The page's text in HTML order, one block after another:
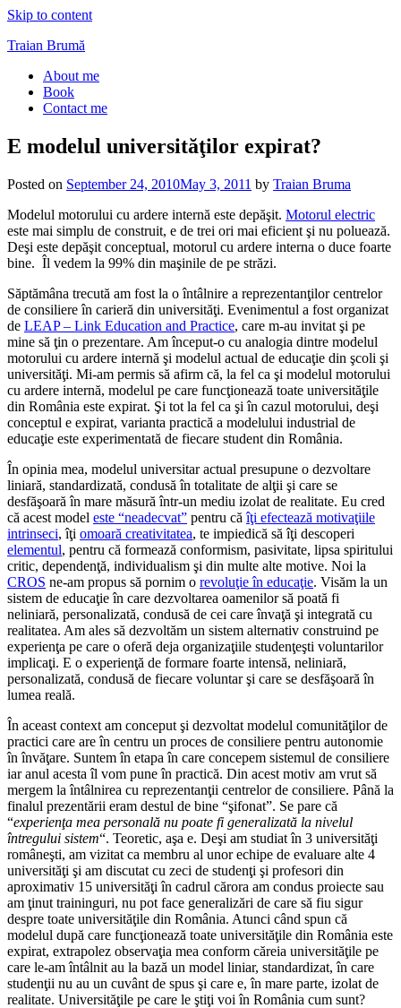
Skip to content
Traian Brumă
About me
Book
Contact me
E modelul universităţilor expirat?
Posted on September 24, 2010May 3, 2011 by Traian Bruma
Modelul motorului cu ardere internă este depăşit. Motorul electric
este mai simplu de construit, e de trei ori mai eficient şi nu poluează.
Deşi este depăşit conceptual, motorul cu ardere interna o duce foarte
bine. Îl vedem la 99% din maşinile de pe străzi.
Săptămâna trecută am fost la o întâlnire a reprezentanţilor centrelor
de consiliere în carieră din universităţi. Evenimentul a fost organizat
de LEAP – Link Education and Practice, care m-au invitat şi pe
mine să ţin o prezentare. Am început-o cu analogia dintre modelul
motorului cu ardere internă şi modelul actual de educaţie din şcoli şi
universităţi. Mi-am permis să afirm că, la fel ca şi modelul motorului
cu ardere internă, modelul pe care funcţionează toate universităţile
din România este expirat. Şi tot la fel ca şi în cazul motorului, deşi
conceptul e expirat, varianta practică a modelului industrial de
educaţie este experimentată de fiecare student din România.
În opinia mea, modelul universitar actual presupune o dezvoltare
liniară, standardizată, condusă în totalitate de alţii şi care se
desfăşoară în mare măsură într-un mediu izolat de realitate. Eu cred
că acest model este “neadecvat” pentru căîţi efectează motivaţiile
intrinseci, îţi omoară creativitatea, te impiedică să îţi descoperi
elementul, pentru că formează conformism, pasivitate, lipsa spiritului
critic, dependenţă, individualism şi din multe alte motive. Noi la
CROS ne-am propus să pornim o revoluţie în educaţie. Visăm la un
sistem de educaţie în care dezvoltarea oamenilor să poată fi
neliniară, personalizată, condusă de cei care învaţă şi integrată cu
realitatea. Am ales să dezvoltăm un sistem alternativ construind pe
experienţa pe care o oferă deja organizaţiile studenţeşti voluntarilor
implicaţi. E o experienţă de formare foarte intensă, neliniară,
personalizată, condusă de fiecare voluntar şi care se desfăşoară în
lumea reală.
În aceast context am conceput şi dezvoltat modelul comunităţilor de
practici care are în centru un proces de consiliere pentru autonomie
în învăţare. Suntem în etapa în care concepem sistemul de consiliere
iar anul acesta îl vom pune în practică. Din acest motiv am vrut să
mergem la întâlnirea cu reprezentanţii centrelor de consiliere. Până la
finalul prezentării eram destul de bine “şifonat”. Se pare că
“experienţa mea personală nu poate fi generalizată la nivelul
întregului sistem“. Teoretic, aşa e. Deşi am studiat în 3 universităţi
româneşti, am vizitat ca membru al unor echipe de evaluare alte 4
universităţi şi am discutat cu zeci de studenţi şi profesori din
aproximativ 15 universităţi în cadrul cărora am condus proiecte sau
am ţinut traininguri, nu pot face generalizări de care să fiu sigur
despre toate universităţile din România. Atunci când spun că
modelul după care funcţionează toate universităţile din România este
expirat, extrapolez observaţia mea conform căreia universităţile pe
care le-am întâlnit au la bază un model liniar, standardizat, în care
studenţii nu au un cuvânt de spus şi care e, în mare parte, izolat de
realitate. Universităţile pe care le ştiţi voi în România cum sunt?